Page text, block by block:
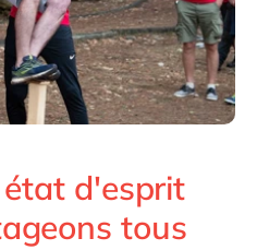
d'esprit
tous